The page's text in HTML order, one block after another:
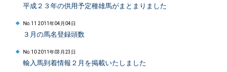
平成２３年の供用予定種雄馬がまとまりました
No.11 2011年04月04日
３月の馬名登録頭数
No.10 2011年03月23日
輸入馬到着情報２月を掲載いたしました